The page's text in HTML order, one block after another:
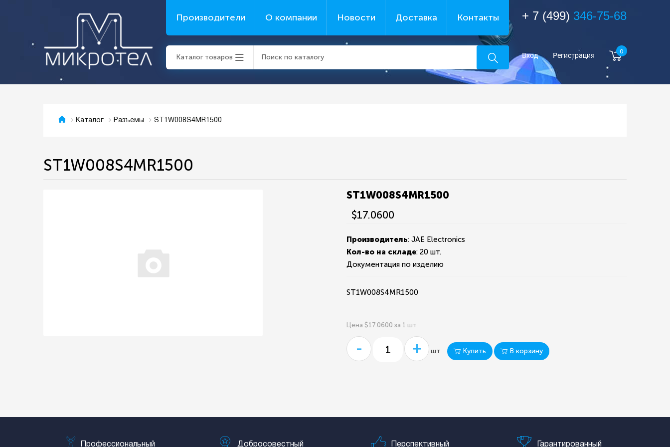
Производители О компании Новости Доставка Контакты
Каталог товаров
+ 7 (499) 346-75-68
Вход Регистрация 0
Каталог Разъемы ST1W008S4MR1500
ST1W008S4MR1500
ST1W008S4MR1500
$17.0600
Производитель: JAE Electronics
Кол-во на складе:20 шт.
Документация по изделию
ST1W008S4MR1500
Цена $17.0600 за 1 шт
- + шт Купить В корзину
Профессиональный Добросовестный Перспективный Гарантированный